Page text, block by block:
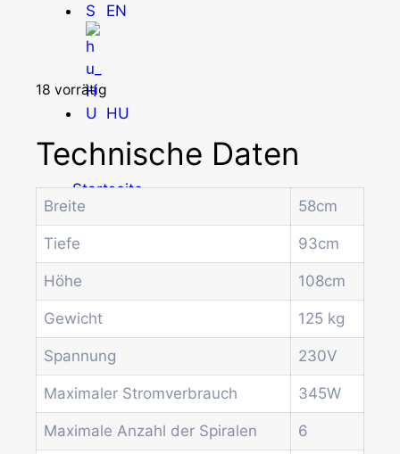
EN
HU
Startseite
Produkte
Kaffeeautomat
Münz- und Geldprüfsysteme
Getränkeautomat
Wasserspender
Economic Line
Weitere Automaten
18 vorrätig
Technische Daten
Breite 58cm
Tiefe 93cm
Höhe 108cm
Gewicht 125 kg
Spannung 230V
Maximaler Stromverbrauch 345W
Maximale Anzahl der Spiralen 6